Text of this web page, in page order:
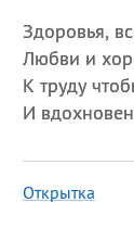
Здоровья,
Любви и
К труду
И
Открытка